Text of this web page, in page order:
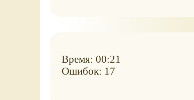
Время: 00:21
Ошибок: 17